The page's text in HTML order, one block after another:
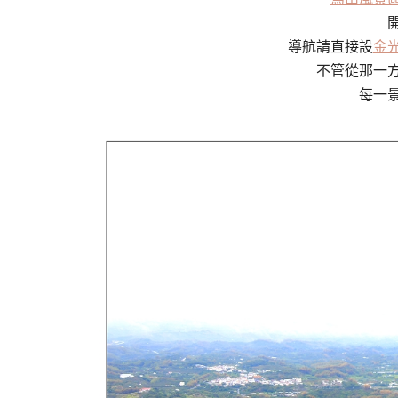
導航請直接設金
不管從那一
每一